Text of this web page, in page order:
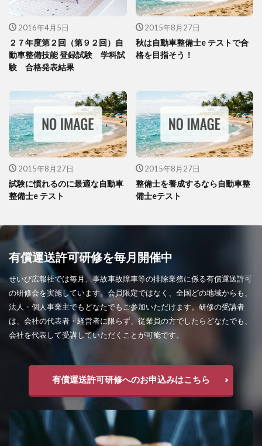
2016年4月5日
２７年度第２回（第９２回）自
動車整備技能 登録試験 学科試
験 合格発表結果
2015年8月27日
秋は自動車整備士e テストで合
格を目指そう！
2015年8月27日
試験に慣れるのに最適な自動車
整備士e テスト
2015年8月27日
整備士を養成するなら自動車整
備士eテスト
有償運送許可研修を毎月開催中
せいび広報社では毎月、事故車故障車等の排除業務に係る有償運送許可
の研修会を実施しています。会員限定ではなく、全国どの地域からも、
法人・個人事業主でもどなたでもご参加いただけます。研修の受講者
は、会社の代表者・経営者に限らず、従業員の方でしたらどなたでも、
会社を代表して受講していただくことが可能です。
有償運送許可研修へのお申込みはこちら